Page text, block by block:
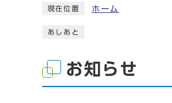
現在位置 ホーム
あしあと
お知らせ